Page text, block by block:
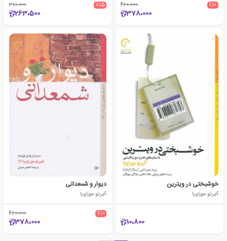
٪10 420،000
378،000
٪15 310،000
263،500
خوشبختی در ویترین
آلبرتو موراویا
10،800
دیوار و شمعدانی
آلبرتو موراویا
٪10 420،000
378،000